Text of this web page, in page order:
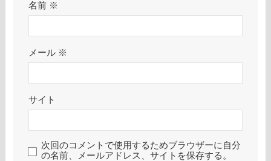
名前 ※
メール ※
サイト
次回のコメントで使用するためブラウザーに自分
の名前、メールアドレス、サイトを保存する。